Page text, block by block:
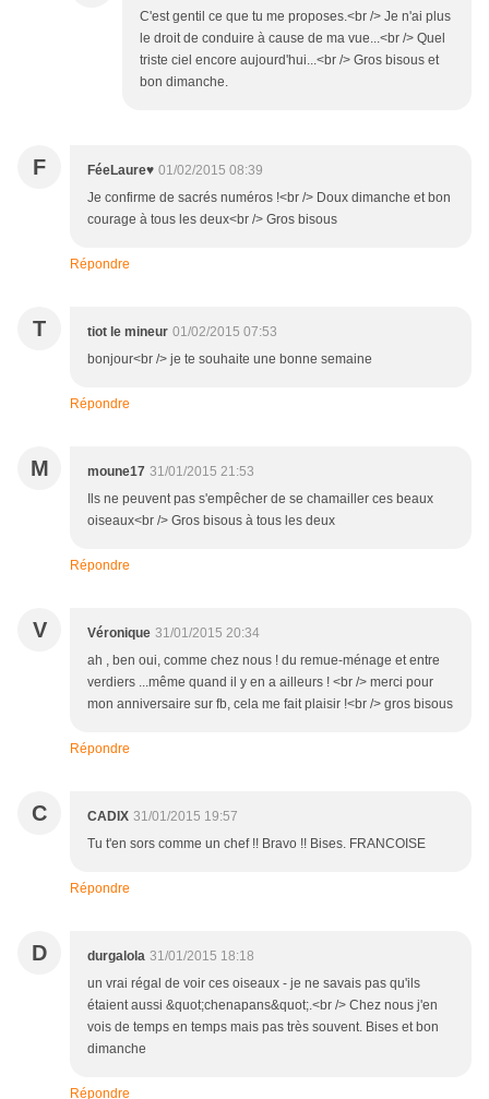
C'est gentil ce que tu me proposes.<br /> Je n'ai plus
le droit de conduire à cause de ma vue...<br /> Quel
triste ciel encore aujourd'hui...<br /> Gros bisous et
bon dimanche.
F FéeLaure♥ 01/02/2015 08:39
Je confirme de sacrés numéros !<br /> Doux dimanche et bon
courage à tous les deux<br /> Gros bisous
Répondre
T tiot le mineur 01/02/2015 07:53
bonjour<br /> je te souhaite une bonne semaine
Répondre
M moune17 31/01/2015 21:53
Ils ne peuvent pas s'empêcher de se chamailler ces beaux
oiseaux<br /> Gros bisous à tous les deux
Répondre
V Véronique 31/01/2015 20:34
ah , ben oui, comme chez nous ! du remue-ménage et entre
verdiers ...même quand il y en a ailleurs ! <br /> merci pour
mon anniversaire sur fb, cela me fait plaisir !<br /> gros bisous
Répondre
C CADIX 31/01/2015 19:57
Tu t'en sors comme un chef !! Bravo !! Bises. FRANCOISE
Répondre
D durgalola 31/01/2015 18:18
un vrai régal de voir ces oiseaux - je ne savais pas qu'ils
étaient aussi &quot;chenapans&quot;.<br /> Chez nous j'en
vois de temps en temps mais pas très souvent. Bises et bon
dimanche
Répondre